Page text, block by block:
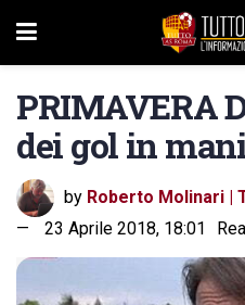
PRIMAVERA
dei gol in
by Roberto Molinari |
23 Aprile 2018, 18:01